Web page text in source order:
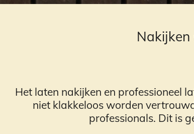
Nakijken
Het laten nakijken en professioneel
niet klakkeloos worden
professionals. Dit is